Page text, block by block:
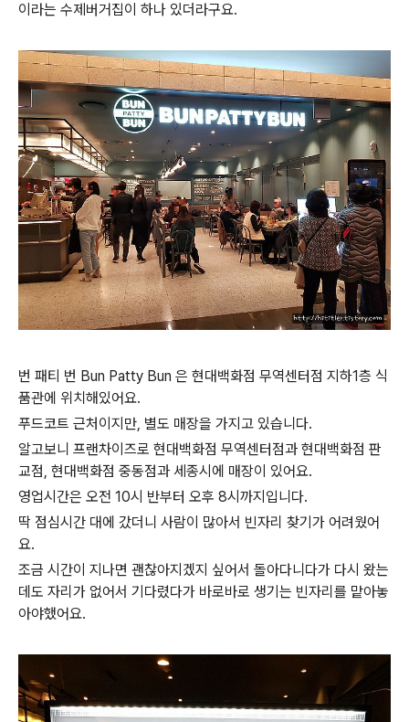
이라는 수제버거집이 하나 있더라구요.
번 패티 번 Bun Patty Bun 은 현대백화점 무역센터점 지하1층 식
품관에 위치해있어요.
푸드코트 근처이지만, 별도 매장을 가지고 있습니다.
알고보니 프랜차이즈로 현대백화점 무역센터점과 현대백화점 판
교점, 현대백화점 중동점과 세종시에 매장이 있어요.
영업시간은 오전 10시 반부터 오후 8시까지입니다.
딱 점심시간 대에 갔더니 사람이 많아서 빈자리 찾기가 어려웠어
요.
조금 시간이 지나면 괜찮아지겠지 싶어서 돌아다니다가 다시 왔는
데도 자리가 없어서 기다렸다가 바로바로 생기는 빈자리를 맡아놓
아야했어요.